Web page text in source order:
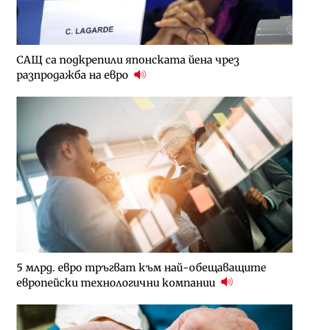
САЩ са подкрепили японската йена чрез
разпродажба на евро
5 млрд. евро тръгват към най-обещаващите
европейски технологични компании